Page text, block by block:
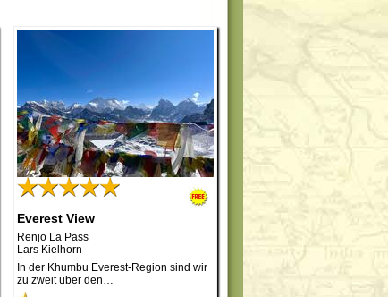
Everest View
Renjo La Pass
Lars Kielhorn
In der Khumbu Everest-Region sind wir
zu zweit über den…